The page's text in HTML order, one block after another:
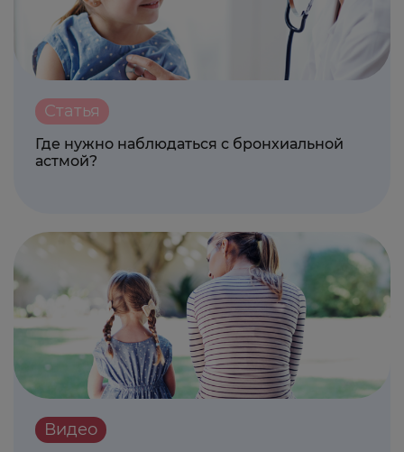
Статья
Где нужно наблюдаться с бронхиальной
астмой?
Видео